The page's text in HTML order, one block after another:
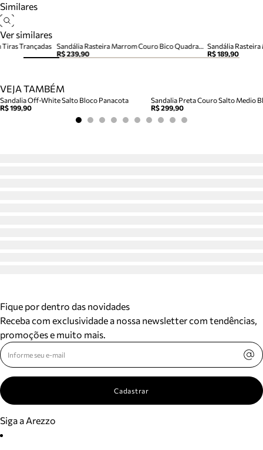
Similares
Ver similares
Sandália Rasteira Marrom Couro Bico Quadrado Tiras
R$ 239,90
Sandália
R$ 189,90
Trançadas
VEJA TAMBÉM
Sandalia Off-White Salto Bloco Panacota
R$ 199,90
Sandalia Preta Couro Salto Medio
R$ 299,90
Fique por dentro das novidades
Receba com exclusividade a nossa newsletter com tendências,
promoções e muito mais.
Cadastrar
Siga a Arezzo